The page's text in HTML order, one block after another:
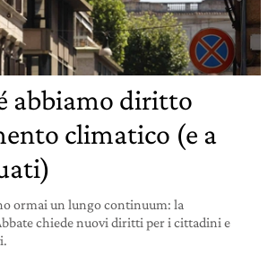
abbiamo diritto
climatico (e a
ormai un lungo continuum: la
chiede nuovi diritti per i cittadini e